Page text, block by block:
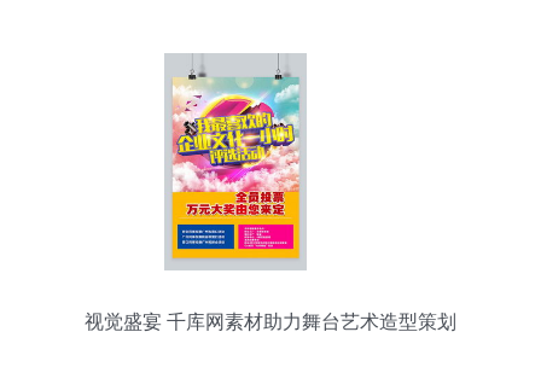
视觉盛宴 千库网素材助力舞台艺术造型策划